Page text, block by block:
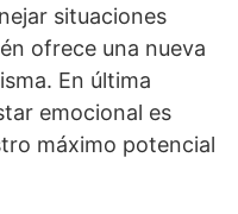
situaciones
ofrece una nueva
En última
emocional es
máximo potencial